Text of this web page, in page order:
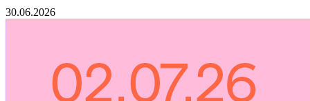
30.06.2026